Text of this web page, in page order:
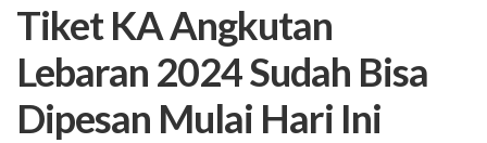
Tiket KA Angkutan
Lebaran 2024 Sudah Bisa
Dipesan Mulai Hari Ini